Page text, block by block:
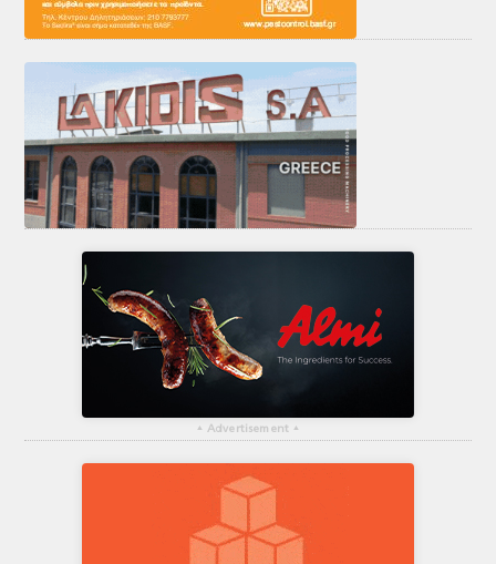
▴ Advertisement ▴